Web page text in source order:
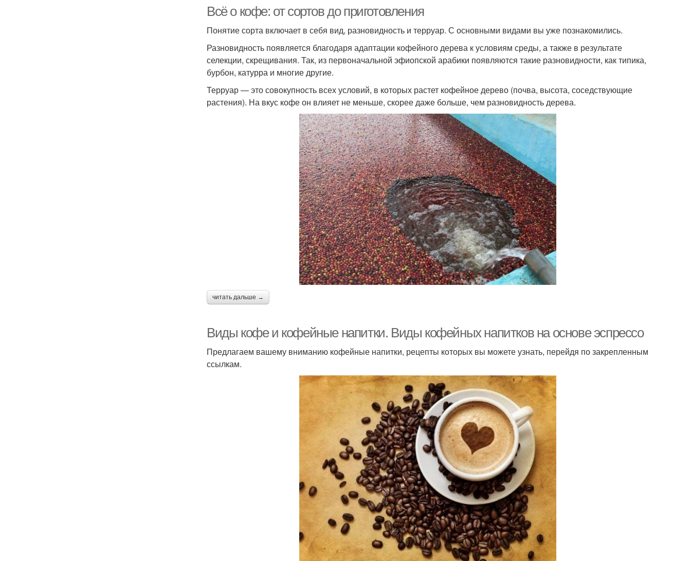
Всё о кофе: от сортов до приготовления
Понятие сорта включает в себя вид, разновидность и терруар. С основными видами вы уже познакомились.
Разновидность появляется благодаря адаптации кофейного дерева к условиям среды, а также в результате
селекции, скрещивания. Так, из первоначальной эфиопской арабики появляются такие разновидности, как типика,
бурбон, катурра и многие другие.
Терруар — это совокупность всех условий, в которых растет кофейное дерево (почва, высота, соседствующие
растения). На вкус кофе он влияет не меньше, скорее даже больше, чем разновидность дерева.
читать дальше →
Виды кофе и кофейные напитки. Виды кофейных напитков на основе эспрессо
Предлагаем вашему вниманию кофейные напитки, рецепты которых вы можете узнать, перейдя по закрепленным
ссылкам.